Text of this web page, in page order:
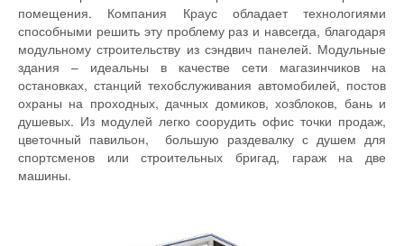
помещения. Компания Краус обладает технологиями
способными решить эту проблему раз и навсегда, благодаря
модульному строительству из сэндвич панелей. Модульные
здания – идеальны в качестве сети магазинчиков на
остановках, станций техобслуживания автомобилей, постов
охраны на проходных, дачных домиков, хозблоков, бань и
душевых. Из модулей легко соорудить офис точки продаж,
цветочный павильон, большую раздевалку с душем для
спортсменов или строительных бригад, гараж на две
машины.